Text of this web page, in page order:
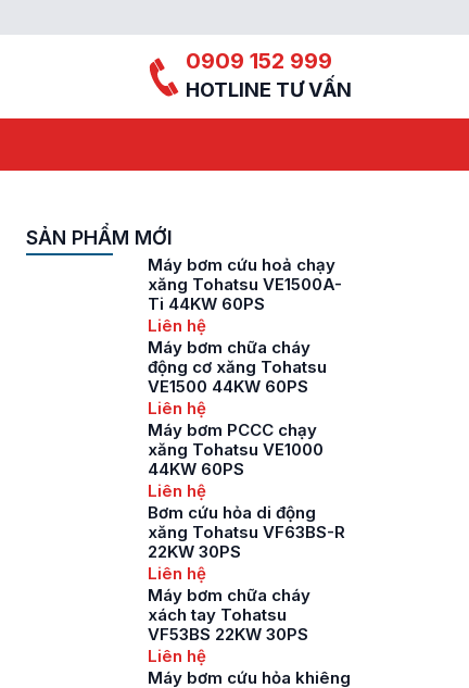
0909 152 999
HOTLINE TƯ VẤN
SẢN PHẨM MỚI
Máy bơm cứu hoả chạy
xăng Tohatsu VE1500A-
Ti 44KW 60PS
Liên hệ
Máy bơm chữa cháy
động cơ xăng Tohatsu
VE1500 44KW 60PS
Liên hệ
Máy bơm PCCC chạy
xăng Tohatsu VE1000
44KW 60PS
Liên hệ
Bơm cứu hỏa di động
xăng Tohatsu VF63BS-R
22KW 30PS
Liên hệ
Máy bơm chữa cháy
xách tay Tohatsu
VF53BS 22KW 30PS
Liên hệ
Máy bơm cứu hỏa khiêng